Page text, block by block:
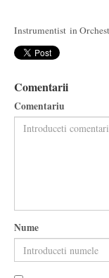
Instrumentist in
Comentarii
Comentariu
Nume